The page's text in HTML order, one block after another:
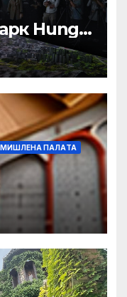
Hung
за
ПАЛAТА